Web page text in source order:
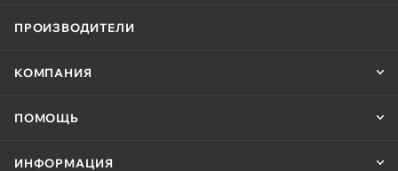
ПРОИЗВОДИТЕЛИ
КОМПАНИЯ
ПОМОЩЬ
ИНФОРМАЦИЯ